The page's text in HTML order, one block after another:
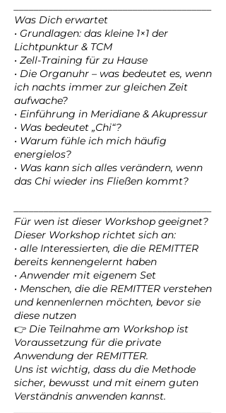
Was Dich erwartet
• Grundlagen: das kleine 1×1 der
Lichtpunktur & TCM
• Zell-Training für zu Hause
• Die Organuhr – was bedeutet es, wenn
ich nachts immer zur gleichen Zeit
aufwache?
• Einführung in Meridiane & Akupressur
• Was bedeutet „Chi“?
• Warum fühle ich mich häufig
energielos?
• Was kann sich alles verändern, wenn
das Chi wieder ins Fließen kommt?
Für wen ist dieser Workshop geeignet?
Dieser Workshop richtet sich an:
• alle Interessierten, die die REMITTER
bereits kennengelernt haben
• Anwender mit eigenem Set
• Menschen, die die REMITTER verstehen
und kennenlernen möchten, bevor sie
diese nutzen
👉 Die Teilnahme am Workshop ist
Voraussetzung für die private
Anwendung der REMITTER.
Uns ist wichtig, dass du die Methode
sicher, bewusst und mit einem guten
Verständnis anwenden kannst.